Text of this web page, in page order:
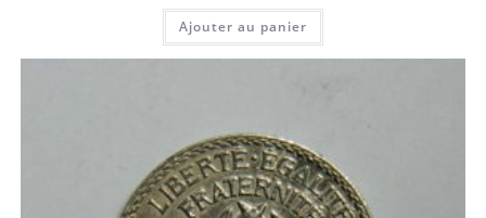
Ajouter au panier